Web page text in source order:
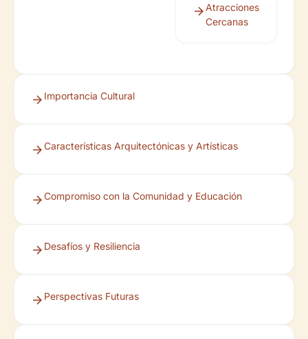
Atracciones
Cercanas
Importancia Cultural
Características Arquitectónicas y Artísticas
Compromiso con la Comunidad y Educación
Desafíos y Resiliencia
Perspectivas Futuras